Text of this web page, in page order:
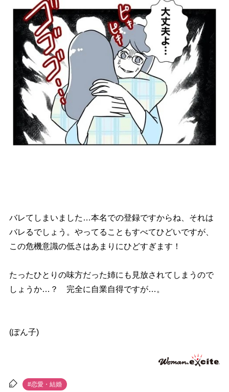
バレてしまいました…本名での登録ですからね、それは
バレるでしょう。やってることもすべてひどいですが、
この危機意識の低さはあまりにひどすぎます！
たったひとりの味方だった姉にも見放されてしまうので
しょうか…？ 完全に自業自得ですが…。
(ぽん子)
#恋愛・結婚